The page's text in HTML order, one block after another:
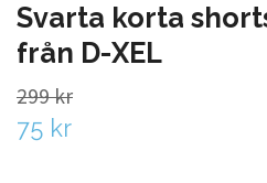
Svarta korta
från D-XEL
299 kr
75 kr